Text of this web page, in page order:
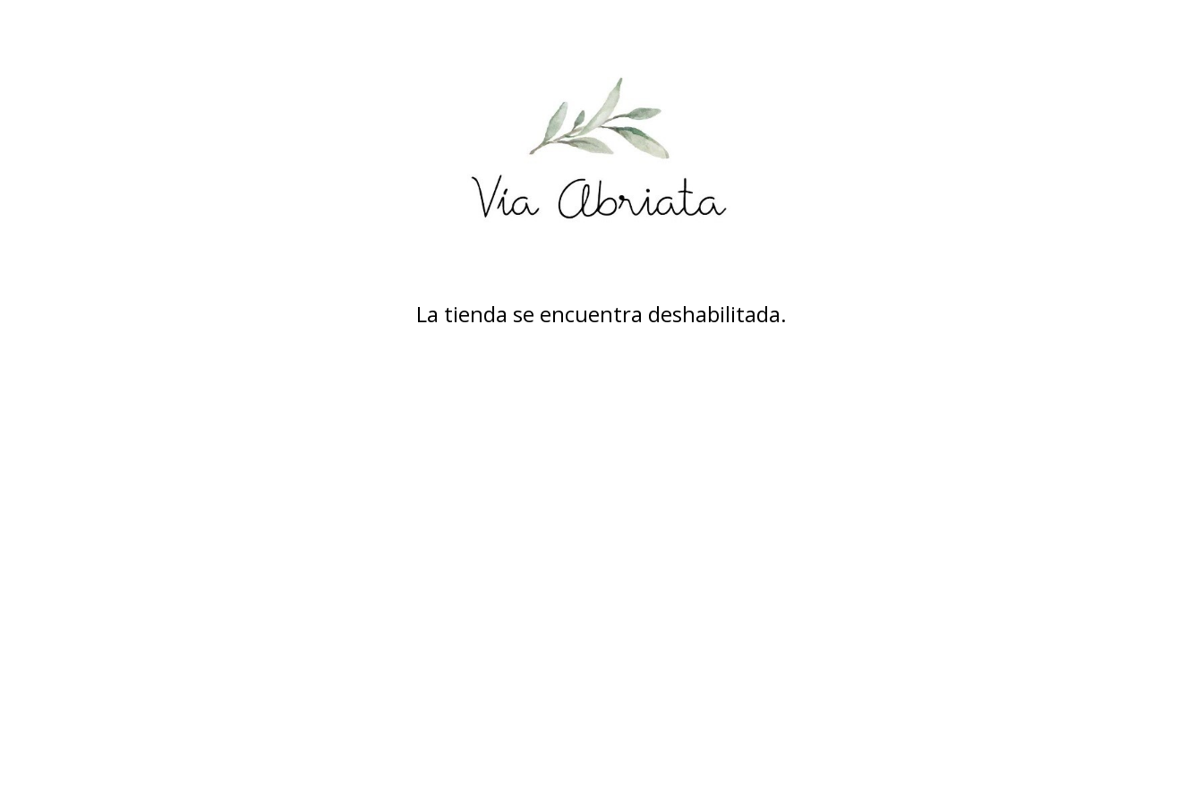
La tienda se encuentra deshabilitada.